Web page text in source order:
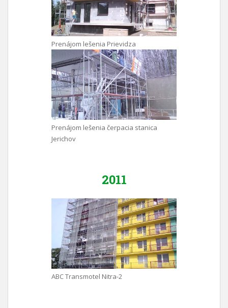
Prenájom lešenia Prievidza
Prenájom lešenia čerpacia stanica
Jerichov
2011
ABC Transmotel Nitra-2